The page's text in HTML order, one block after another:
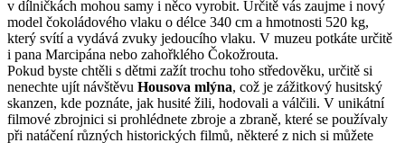
v dílničkách mohou samy i něco vyrobit. Určitě vás zaujme i nový
model čokoládového vlaku o délce 340 cm a hmotnosti 520 kg,
který svítí a vydává zvuky jedoucího vlaku. V muzeu potkáte určitě
i pana Marcipána nebo zahořklého Čokožrouta.
Pokud byste chtěli s dětmi zažít trochu toho středověku, určitě si
nenechte ujít návštěvu Housova mlýna, což je zážitkový husitský
skanzen, kde poznáte, jak husité žili, hodovali a válčili. V unikátní
filmové zbrojnici si prohlédnete zbroje a zbraně, které se používaly
při natáčení různých historických filmů, některé z nich si můžete